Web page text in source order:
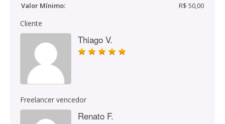
Valor Mínimo:
R$ 50,00
Cliente
Thiago V.
Freelancer vencedor
Renato F.